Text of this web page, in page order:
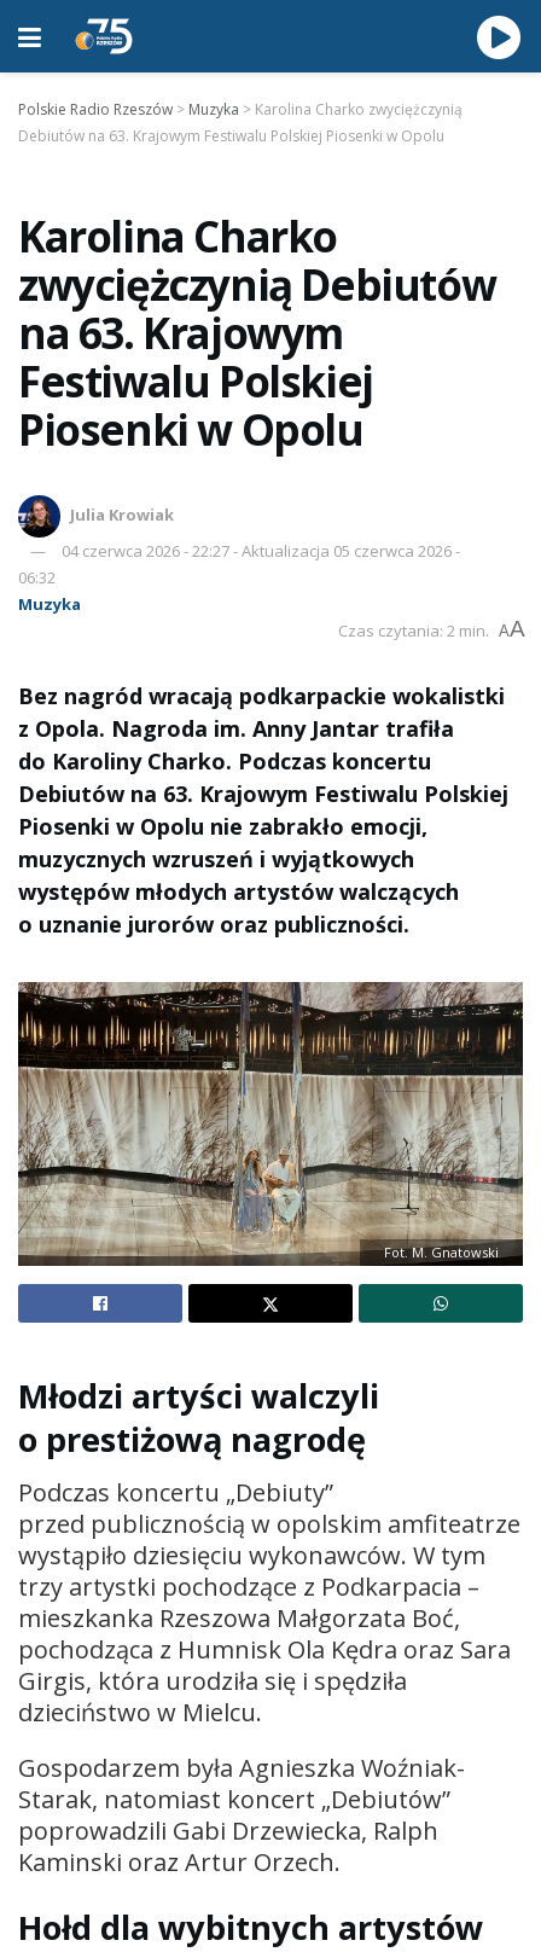
Polskie Radio Rzeszów > Muzyka > Karolina Charko zwyciężczynią
Debiutów na 63. Krajowym Festiwalu Polskiej Piosenki w Opolu
Karolina Charko
zwyciężczynią Debiutów
na 63. Krajowym
Festiwalu Polskiej
Piosenki w Opolu
Julia Krowiak
04 czerwca 2026 - 22:27 - Aktualizacja 05 czerwca 2026 -
06:32
Muzyka
Czas czytania: 2 min. AA
Bez nagród wracają podkarpackie wokalistki
z Opola. Nagroda im. Anny Jantar trafiła
do Karoliny Charko. Podczas koncertu
Debiutów na 63. Krajowym Festiwalu Polskiej
Piosenki w Opolu nie zabrakło emocji,
muzycznych wzruszeń i wyjątkowych
występów młodych artystów walczących
o uznanie jurorów oraz publiczności.
Fot. M. Gnatowski
Młodzi artyści walczyli
o prestiżową nagrodę
Podczas koncertu „Debiuty”
przed publicznością w opolskim amfiteatrze
wystąpiło dziesięciu wykonawców. W tym
trzy artystki pochodzące z Podkarpacia –
mieszkanka Rzeszowa Małgorzata Boć,
pochodząca z Humnisk Ola Kędra oraz Sara
Girgis, która urodziła się i spędziła
dzieciństwo w Mielcu.
Gospodarzem była Agnieszka Woźniak-
Starak, natomiast koncert „Debiutów”
poprowadzili Gabi Drzewiecka, Ralph
Kaminski oraz Artur Orzech.
Hołd dla wybitnych artystów